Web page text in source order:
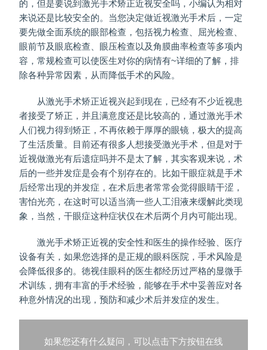
的，但是要说到激光手术矫正近视安全吗，小编认为相对
来说还是比较安全的。当您决定做近视激光手术后，一定
要先做全面系统的眼部检查，包括视力检查、屈光检查、
眼前节及眼底检查、眼压检查以及角膜曲率检查等多项内
容，常规检查可以使医生对你的病情有~详细的了解，排
除各种异常因素，从而降低手术的风险。
从激光手术矫正近视兴起到现在，已经有不少近视患
者接受了矫正，并且满意度还是比较高的，通过激光手术
人们视力得到矫正，不再依赖于厚厚的眼镜，极大的提高
了生活质量。目前还有很多人想接受激光手术，但是对于
近视做激光有后遗症吗并不是太了解，其实客观来说，术
后的一些并发症是会有个别存在的。比如干眼症就是手术
后经常出现的并发症，在术后患者常常会觉得眼睛干涩，
害怕光亮，在这时可以适当滴一些人工泪液来缓解此类现
象，当然，干眼症这种症状仅在术后两个月内可能出现。
激光手术矫正近视的安全性和医生的操作经验、医疗
设备有关，如果您选择的是正规的眼科医院，手术风险是
会降低很多的。徳视佳眼科的医生都经历过严格的显微手
术训练，拥有丰富的手术经验，能够在手术中妥善应对各
种意外情况的出现，预防和减少术后并发症的发生。
如果您还有什么疑问，可以点击下方按钮在线